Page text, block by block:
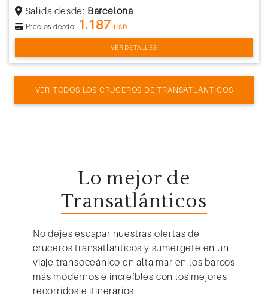
Salida desde: Barcelona
Precios desde: 1.187 USD
VER DETALLES
VER TODOS LOS CRUCEROS DE TRANSATLÁNTICOS
Lo mejor de
Transatlánticos
No dejes escapar nuestras ofertas de
cruceros transatlánticos y sumérgete en un
viaje transoceánico en alta mar en los barcos
más modernos e increíbles con los mejores
recorridos e itinerarios.